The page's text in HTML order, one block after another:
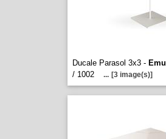
Ducale Parasol 3x3 - Emu
/ 1002
... [3 image(s)]